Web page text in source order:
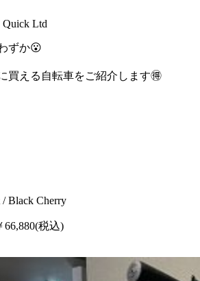
Quick Ltd
ずか😮
買える自転車をご紹介します🉐
Black Cherry
税込)